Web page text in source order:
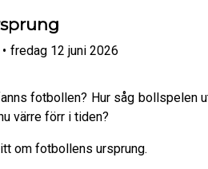
• fredag 12 juni 2026
fotbollen? Hur såg bollspelen
värre förr i tiden?
om fotbollens ursprung.